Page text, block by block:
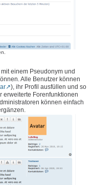
einem Pseudonym und
Alle Benutzer können
), ihr Profil ausfüllen und so
erweiterte Forenfunktionen
können einfach